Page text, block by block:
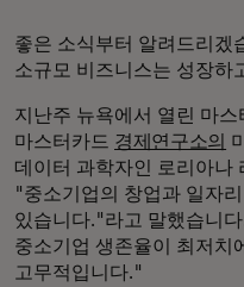
좋은 소식부터 알려드리겠
소규모 비즈니스는 성장하
지난주 뉴욕에서 열린 마
마스터카드 경제연구소의
데이터 과학자인 로리아
"중소기업의 창업과 일자
있습니다."라고 말했습니
중소기업 생존율이 최저치
고무적입니다."